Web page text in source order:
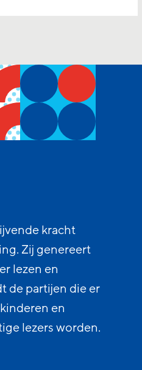
kracht
Zij genereert
lezen en
de partijen die er
en
lezers worden.